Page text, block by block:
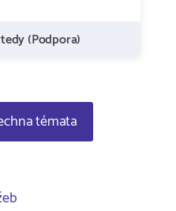
(Podpora)
témata